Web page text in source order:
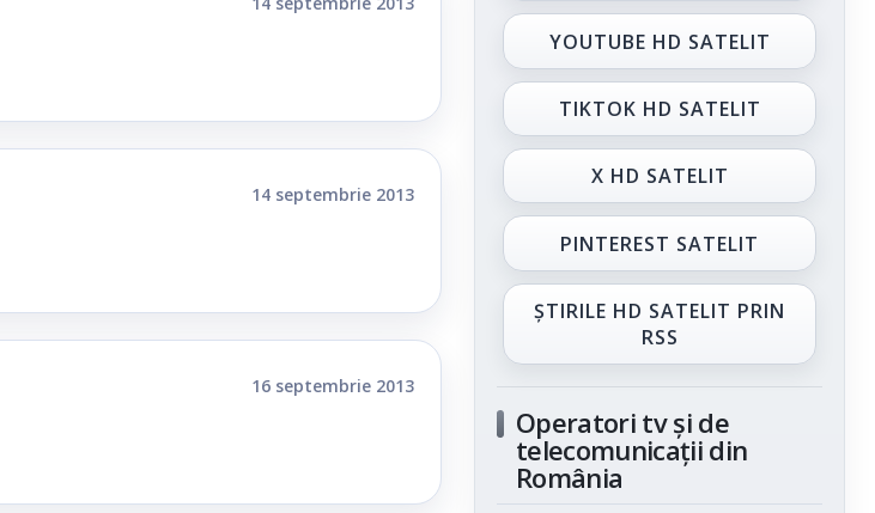
14 septembrie 2013
16 septembrie 2013
YOUTUBE HD SATELIT
TIKTOK HD SATELIT
X HD SATELIT
PINTEREST SATELIT
ȘTIRILE HD SATELIT PRIN
RSS
Operatori tv și de
telecomunicații din
România